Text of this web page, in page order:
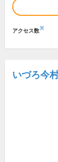
アクセス数※
いづろ今